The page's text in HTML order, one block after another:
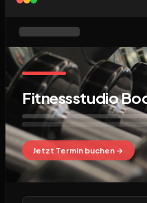
Fitnessstudio
Jetzt Termin buchen →